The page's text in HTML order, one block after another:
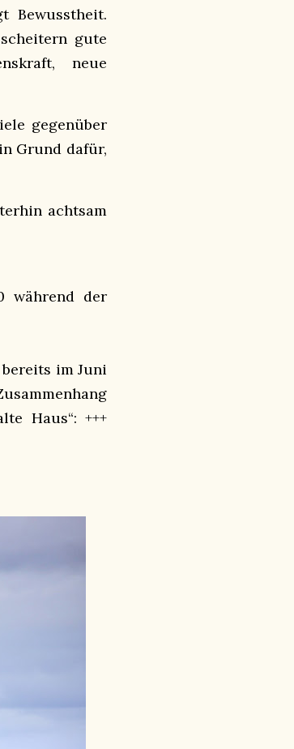
Bewusstheit.
gute
neue
gegenüber
Grund dafür,
achtsam
während der
im Juni
Haus“: +++